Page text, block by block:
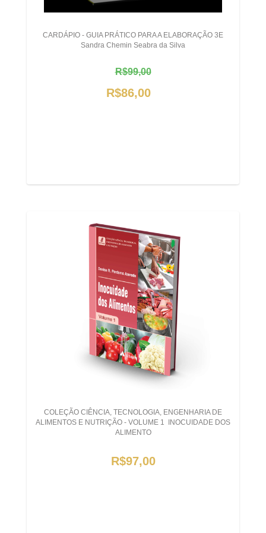
CARDÁPIO - GUIA PRÁTICO PARA A ELABORAÇÃO 3E
Sandra Chemin Seabra da Silva
R$99,00
R$86,00
COLEÇÃO CIÊNCIA, TECNOLOGIA, ENGENHARIA DE
ALIMENTOS E NUTRIÇÃO - VOLUME 1  INOCUIDADE DOS
ALIMENTO
R$97,00